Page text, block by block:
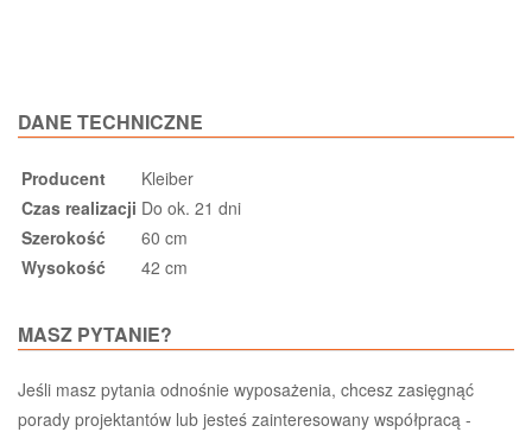
DANE TECHNICZNE
Producent
Kleiber
Czas realizacji Do ok. 21 dni
Szerokość
60 cm
Wysokość
42 cm
MASZ PYTANIE?
Jeśli masz pytania odnośnie wyposażenia, chcesz zasięgnąć
porady projektantów lub jesteś zainteresowany współpracą -